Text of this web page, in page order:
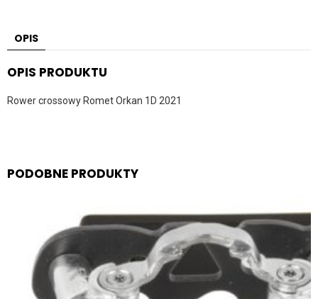
OPIS
OPIS PRODUKTU
Rower crossowy Romet Orkan 1D 2021
PODOBNE PRODUKTY